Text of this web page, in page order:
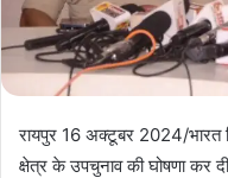
रायपुर 16 अक्टूबर 2024/भारत
क्षेत्र के उपचुनाव की घोषणा कर